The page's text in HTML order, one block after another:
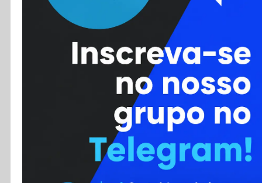
Colaboradores
Cursos
Enviar Dica